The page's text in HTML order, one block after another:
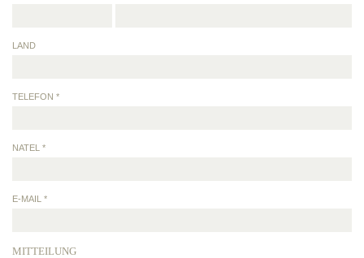
LAND
TELEFON *
NATEL *
E-MAIL *
MITTEILUNG